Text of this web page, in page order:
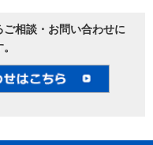
相談・お問い合わせに